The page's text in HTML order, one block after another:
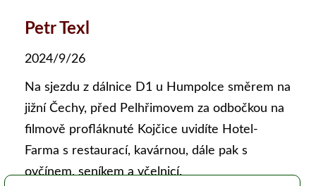
Petr Texl
2024/9/26
Na sjezdu z dálnice D1 u Humpolce směrem na
jižní Čechy, před Pelhřimovem za odbočkou na
filmově profláknuté Kojčice uvidíte Hotel-
Farma s restaurací, kavárnou, dále pak s
ovčínem, seníkem a včelnicí.